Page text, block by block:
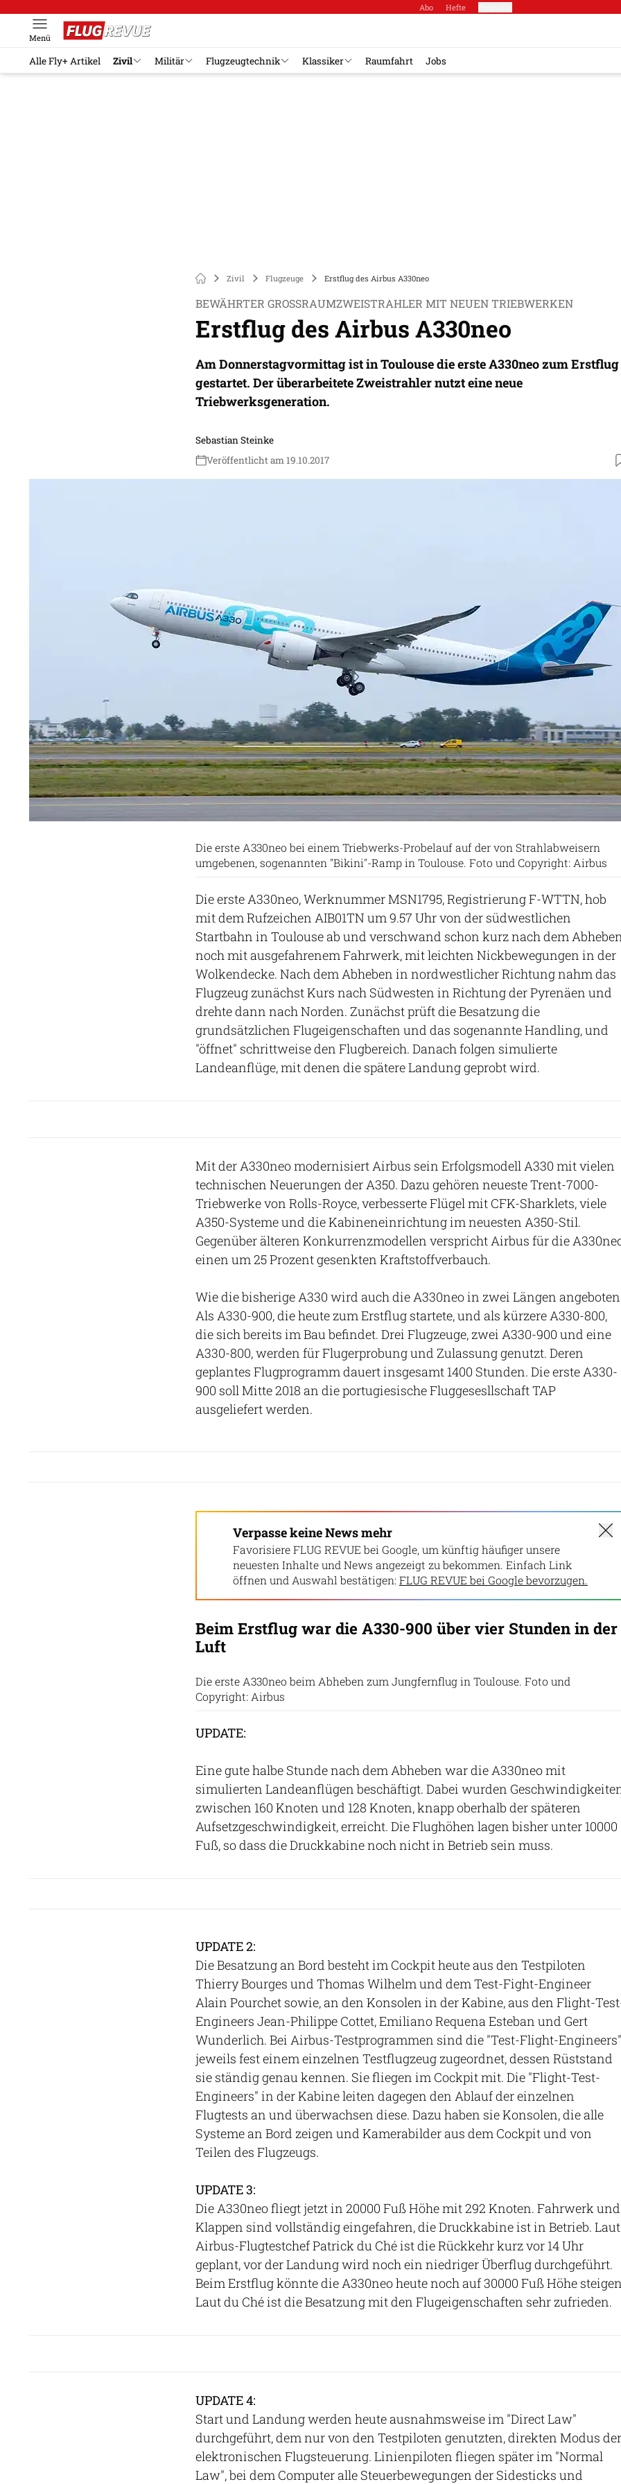
Abo Hefte
Menü
Alle Fly+ Artikel Zivil Militär Flugzeugtechnik Klassiker Raumfahrt Jobs
Zivil Flugzeuge Erstflug des Airbus A330neo
BEWÄHRTER GROSSRAUMZWEISTRAHLER MIT NEUEN TRIEBWERKEN
Erstflug des Airbus A330neo
Am Donnerstagvormittag ist in Toulouse die erste A330neo zum Erstflug
gestartet. Der überarbeitete Zweistrahler nutzt eine neue
Triebwerksgeneration.
Sebastian Steinke
Veröffentlicht am 19.10.2017
Die erste A330neo bei einem Triebwerks-Probelauf auf der von Strahlabweisern
umgebenen, sogenannten "Bikini"-Ramp in Toulouse. Foto und Copyright: Airbus
Die erste A330neo, Werknummer MSN1795, Registrierung F-WTTN, hob
mit dem Rufzeichen AIB01TN um 9.57 Uhr von der südwestlichen
Startbahn in Toulouse ab und verschwand schon kurz nach dem
noch mit ausgefahrenem Fahrwerk, mit leichten Nickbewegungen in der
Wolkendecke. Nach dem Abheben in nordwestlicher Richtung nahm das
Flugzeug zunächst Kurs nach Südwesten in Richtung der Pyrenäen und
drehte dann nach Norden. Zunächst prüft die Besatzung die
grundsätzlichen Flugeigenschaften und das sogenannte Handling, und
"öffnet" schrittweise den Flugbereich. Danach folgen simulierte
Landeanflüge, mit denen die spätere Landung geprobt wird.
Mit der A330neo modernisiert Airbus sein Erfolgsmodell A330 mit vielen
technischen Neuerungen der A350. Dazu gehören neueste Trent-7000-
Triebwerke von Rolls-Royce, verbesserte Flügel mit CFK-Sharklets, viele
A350-Systeme und die Kabineneinrichtung im neuesten A350-Stil.
Gegenüber älteren Konkurrenzmodellen verspricht Airbus für die
einen um 25 Prozent gesenkten Kraftstoffverbauch.
Wie die bisherige A330 wird auch die A330neo in zwei Längen
Als A330-900, die heute zum Erstflug startete, und als kürzere A330-800,
die sich bereits im Bau befindet. Drei Flugzeuge, zwei A330-900 und eine
A330-800, werden für Flugerprobung und Zulassung genutzt. Deren
geplantes Flugprogramm dauert insgesamt 1400 Stunden. Die erste A330-
900 soll Mitte 2018 an die portugiesische Fluggesesllschaft TAP
ausgeliefert werden.
Verpasse keine News mehr
Favorisiere FLUG REVUE bei Google, um künftig häufiger unsere
neuesten Inhalte und News angezeigt zu bekommen. Einfach Link
öffnen und Auswahl bestätigen: FLUG REVUE bei Google bevorzugen.
Beim Erstflug war die A330-900 über vier Stunden in der
Luft
Die erste A330neo beim Abheben zum Jungfernflug in Toulouse. Foto und
Copyright: Airbus
UPDATE:
Eine gute halbe Stunde nach dem Abheben war die A330neo mit
simulierten Landeanflügen beschäftigt. Dabei wurden
zwischen 160 Knoten und 128 Knoten, knapp oberhalb der späteren
Aufsetzgeschwindigkeit, erreicht. Die Flughöhen lagen bisher unter 10000
Fuß, so dass die Druckkabine noch nicht in Betrieb sein muss.
UPDATE 2:
Die Besatzung an Bord besteht im Cockpit heute aus den Testpiloten
Thierry Bourges und Thomas Wilhelm und dem Test-Fight-Engineer
Alain Pourchet sowie, an den Konsolen in der Kabine, aus den Flight-
Engineers Jean-Philippe Cottet, Emiliano Requena Esteban und Gert
Wunderlich. Bei Airbus-Testprogrammen sind die "Test-Flight-Engineers"
jeweils fest einem einzelnen Testflugzeug zugeordnet, dessen Rüststand
sie ständig genau kennen. Sie fliegen im Cockpit mit. Die "Flight-Test-
Engineers" in der Kabine leiten dagegen den Ablauf der einzelnen
Flugtests an und überwachsen diese. Dazu haben sie Konsolen, die alle
Systeme an Bord zeigen und Kamerabilder aus dem Cockpit und von
Teilen des Flugzeugs.
UPDATE 3:
Die A330neo fliegt jetzt in 20000 Fuß Höhe mit 292 Knoten. Fahrwerk und
Klappen sind vollständig eingefahren, die Druckkabine ist in Betrieb. Laut
Airbus-Flugtestchef Patrick du Ché ist die Rückkehr kurz vor 14 Uhr
geplant, vor der Landung wird noch ein niedriger Überflug durchgeführt.
Beim Erstflug könnte die A330neo heute noch auf 30000 Fuß Höhe
Laut du Ché ist die Besatzung mit den Flugeigenschaften sehr zufrieden.
UPDATE 4:
Start und Landung werden heute ausnahmsweise im "Direct Law"
durchgeführt, dem nur von den Testpiloten genutzten, direkten Modus der
elektronischen Flugsteuerung. Linienpiloten fliegen später im "Normal
Law", bei dem Computer alle Steuerbewegungen der Sidesticks und